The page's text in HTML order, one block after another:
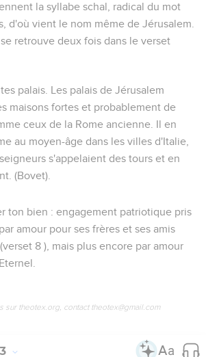
la syllabe schal , radical du mot
d'où vient le nom même de Jérusalem.
retrouve deux fois dans le verset
tes palais . Les palais de Jérusalem
maisons fortes et probablement de
ceux de la Rome ancienne. Il en
au moyen-âge dans les villes d'Italie,
s'appelaient des tours et en
(Bovet).
ton bien : engagement patriotique pris
amour pour ses frères et ses amis
8 ), mais plus encore par amour
sur theotex.org, contact theotex@gmail.com